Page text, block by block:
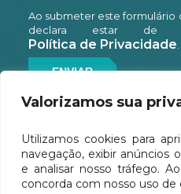
Valorizamos sua
Utilizamos cookies para
navegação, exibir anúncios
e analisar nosso tráfego.
concorda com nosso uso de
Ao submeter este formulário
declara estar de
Política de Privacidade